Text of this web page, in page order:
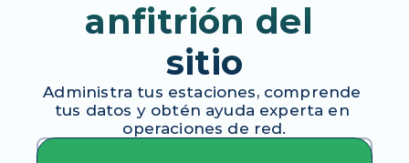
anfitrión del
sitio
Administra tus estaciones, comprende
tus datos y obtén ayuda experta en
operaciones de red.